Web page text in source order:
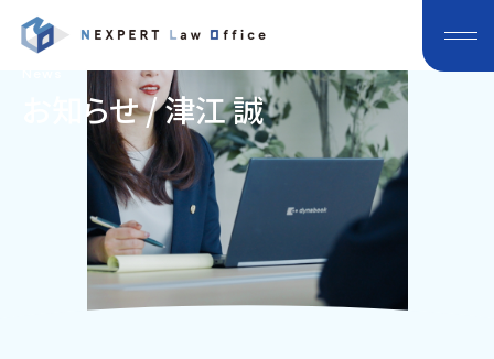
お知らせ / 津江 誠